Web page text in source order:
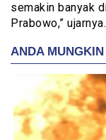
semakin banyak
Prabowo,”